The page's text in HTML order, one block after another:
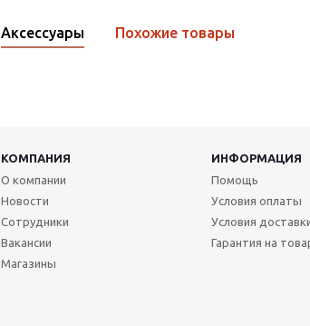
Аксессуары Похожие товары
КОМПАНИЯ ИНФОРМАЦИЯ
О компании
Новости
Сотрудники
Вакансии
Магазины
Помощь
Условия оплаты
Условия
Гарантия на